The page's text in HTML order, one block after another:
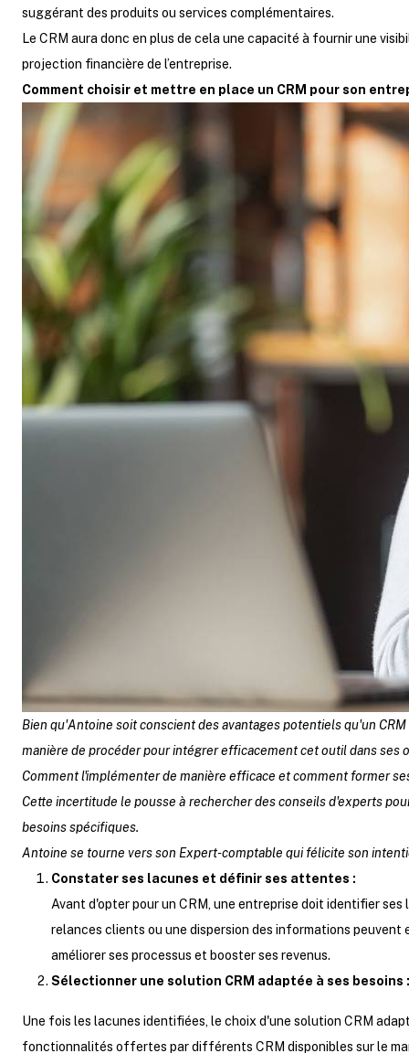
suggérant des produits ou services complémentaires.
Le CRM aura donc en plus de cela une capacité à fournir une
projection financière de l’entreprise.
Comment choisir et mettre en place un CRM pour son
Bien qu'Antoine soit conscient des avantages potentiels qu'un
manière de procéder pour intégrer efficacement cet outil dans ses
Comment l'implémenter de manière efficace et comment former
Cette incertitude le pousse à rechercher des conseils d'experts
besoins spécifiques.
Antoine se tourne vers son Expert-comptable qui félicite son
Constater ses lacunes et définir ses attentes :
Avant d'opter pour un CRM, une entreprise doit identifier
relances clients ou une dispersion des informations
améliorer ses processus et booster ses revenus.
Sélectionner une solution CRM adaptée à ses besoins :
Une fois les lacunes identifiées, le choix d'une solution CRM
fonctionnalités offertes par différents CRM disponibles sur le